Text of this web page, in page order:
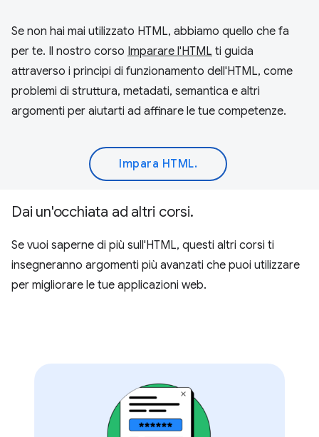
Se non hai mai utilizzato HTML, abbiamo quello che fa
per te. Il nostro corso Imparare l'HTML ti guida
attraverso i principi di funzionamento dell'HTML, come
problemi di struttura, metadati, semantica e altri
argomenti per aiutarti ad affinare le tue competenze.
Impara HTML.
Dai un'occhiata ad altri corsi.
Se vuoi saperne di più sull'HTML, questi altri corsi ti
insegneranno argomenti più avanzati che puoi utilizzare
per migliorare le tue applicazioni web.